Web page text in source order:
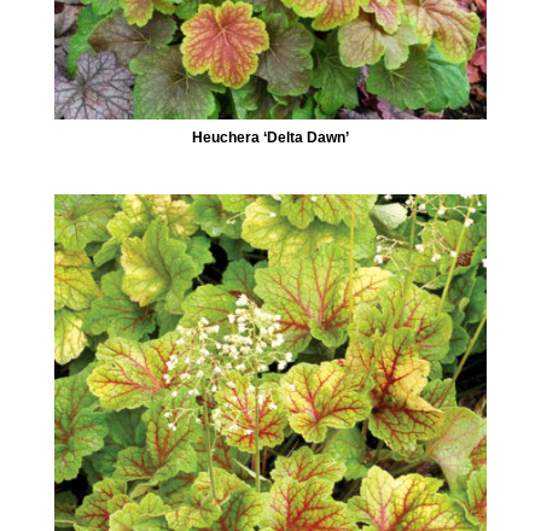
Heuchera ‘Delta Dawn’